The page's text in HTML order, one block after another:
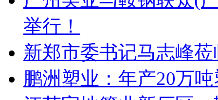
举行！
新郑市委书记马志峰
鹏洲塑业：年产20万